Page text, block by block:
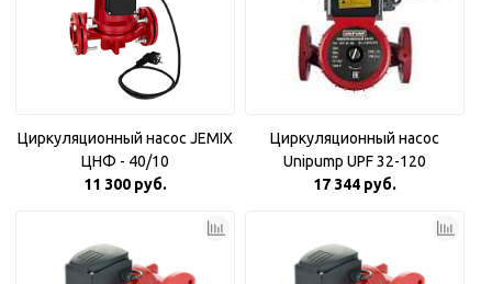
Циркуляционный насос JEMIX
ЦНФ - 40/10
11 300 руб.
Циркуляционный насос
Unipump UPF 32-120
17 344 руб.